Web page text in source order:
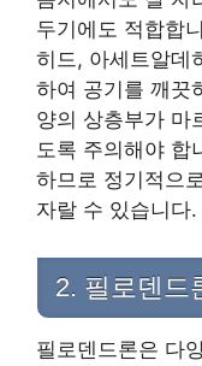
두기에도 적합합
히드, 아세트알데
하여 공기를 깨끗
양의 상층부가 마
도록 주의해야 합
하므로 정기적으
자랄 수 있습니다.
2. 필로덴드
필로덴드론은 다